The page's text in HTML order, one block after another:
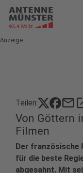
Anzeige
Teilen: mail
Von Göttern
Filmen
Der französische
für die beste
abgesahnt. Mit